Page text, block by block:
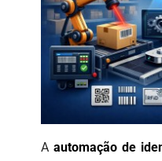
Aautomação de